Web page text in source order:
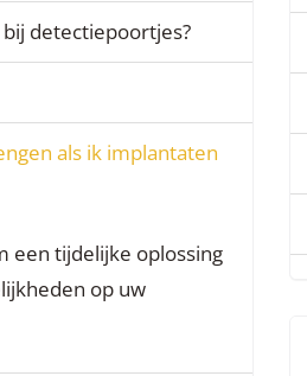
detectiepoortjes?
als ik implantaten
een tijdelijke oplossing
op uw